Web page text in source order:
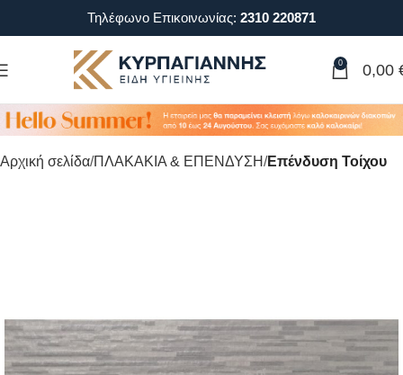
Τηλέφωνο Επικοινωνίας: 2310 220871
0 0,00
Αρχική σελίδα ΠΛΑΚΑΚΙΑ & ΕΠΕΝΔΥΣΗ Επένδυση Τοίχου